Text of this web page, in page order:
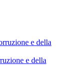
e della
e della